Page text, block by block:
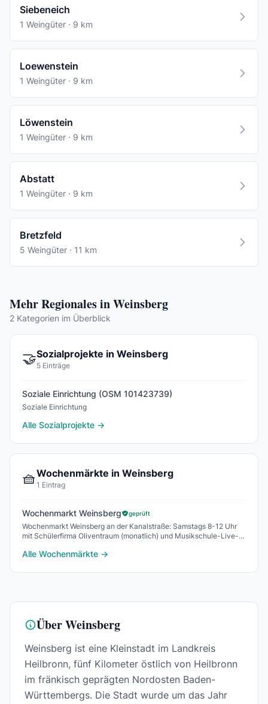
Siebeneich
1 Weingüter · 9 km
Loewenstein
1 Weingüter · 9 km
Löwenstein
1 Weingüter · 9 km
Abstatt
1 Weingüter · 9 km
Bretzfeld
5 Weingüter · 11 km
Mehr Regionales in Weinsberg
2 Kategorien im Überblick
🤝Sozialprojekte in Weinsberg
5 Einträge
Soziale Einrichtung (OSM 101423739)
Soziale Einrichtung
Alle Sozialprojekte →
🧺Wochenmärkte in Weinsberg
1 Eintrag
Wochenmarkt Weinsberg geprüft
Wochenmarkt Weinsberg an der Kanalstraße: Samstags 8-12 Uhr
mit Schülerfirma Oliventraum (monatlich) und Musikschule-Live-
Alle Wochenmärkte →
Über Weinsberg
Weinsberg ist eine Kleinstadt im Landkreis
Heilbronn, fünf Kilometer östlich von Heilbronn
im fränkisch geprägten Nordosten Baden-
Württembergs. Die Stadt wurde um das Jahr